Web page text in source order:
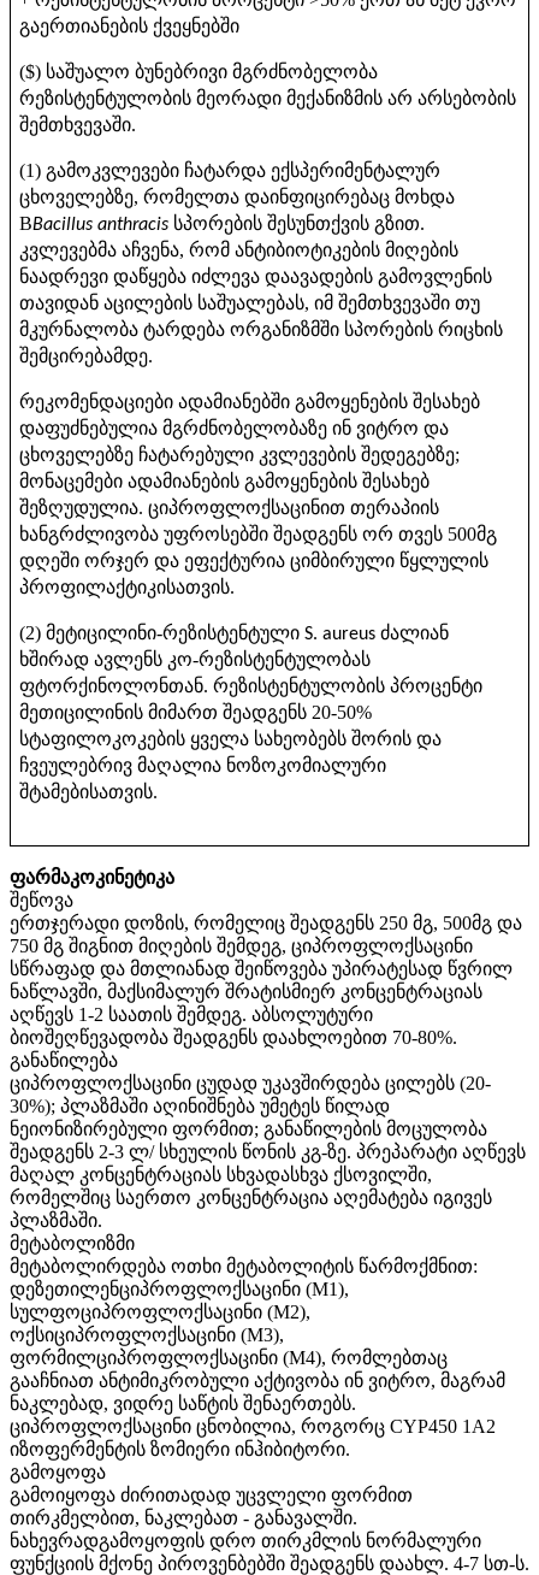
გაერთიანების ქვეყნებში
($) საშუალო ბუნებრივიმგრძნობელობა
რეზისტენტულობისმეორადიმექანიზმისარ არსებობის
შემთხვევაში.
(1)გამოკვლევები ჩატარდა ექსპერიმენტალურ
ცხოველებზე,რომელთადაინფიცირებაცმოხდა
BBacillus anthracis სპორებისშესუნთქვისგზით.
კვლევებმააჩვენა,რომანტიბიოტიკებისმიღების
ნაადრევიდაწყებაიძლევადაავადებისგამოვლენის
თავიდანაცილების საშუალებას,იმშემთხვევაშითუ
მკურნალობატარდებაორგანიზმში სპორებისრიცხის
შემცირებამდე.
რეკომენდაციებიადამიანებშიგამოყენებისშესახებ
დაფუძნებულიამგრძნობელობაზეინ ვიტრო და
ცხოველებზე ჩატარებული კვლევებისშედეგებზე;
მონაცემებიადამიანებისგამოყენებისშესახებ
შეზღუდულია.ციპროფლოქსაცინით თერაპიის
ხანგრძლივობაუფროსებშიშეადგენსორ თვეს 500მგ
დღეშიორჯერ და ეფექტურიაციმბირული წყლულის
პროფილაქტიკისათვის.
(2)მეტიცილინი-რეზისტენტულიS. aureusძალიან
ხშირადავლენს კო-რეზისტენტულობას
ფტორქინოლონთან.რეზისტენტულობისპროცენტი
მეთიცილინისმიმართ შეადგენს 20-50%
სტაფილოკოკების ყველა სახეობებსშორისდა
ჩვეულებრივმაღალია ნოზოკომიალური
შტამებისათვის.
ფარმაკოკინეტიკა
შეწოვა
ერთჯერადი დოზის, რომელიც შეადგენს 250 მგ, 500მგ და
750 მგ შიგნით მიღების შემდეგ, ციპროფლოქსაცინი
სწრაფად და მთლიანად შეიწოვება უპირატესად წვრილ
ნაწლავში, მაქსიმალურ შრატისმიერ კონცენტრაციას
აღწევს 1-2 საათის შემდეგ. აბსოლუტური
ბიოშეღწევადობა შეადგენს დაახლოებით 70-80%.
განაწილება
ციპროფლოქსაცინი ცუდად უკავშირდება ცილებს (20-
30%); პლაზმაში აღინიშნება უმეტეს წილად
ნეიონიზირებული ფორმით; განაწილების მოცულობა
შეადგენს 2-3 ლ/ სხეულის წონის კგ-ზე. პრეპარატი აღწევს
მაღალ კონცენტრაციას სხვადასხვა ქსოვილში,
რომელშიც საერთო კონცენტრაცია აღემატება იგივეს
პლაზმაში.
მეტაბოლიზმი
მეტაბოლირდება ოთხი მეტაბოლიტის წარმოქმნით:
დეზეთილენციპროფლოქსაცინი (M1),
სულფოციპროფლოქსაცინი (M2),
ოქსიციპროფლოქსაცინი (M3),
ფორმილციპროფლოქსაცინი (M4), რომლებთაც
გააჩნიათ ანტიმიკრობული აქტივობა ინ ვიტრო, მაგრამ
ნაკლებად, ვიდრე საწტის შენაერთებს.
ციპროფლოქსაცინი ცნობილია, როგორც CYP450 1A2
იზოფერმენტის ზომიერი ინჰიბიტორი.
გამოყოფა
გამოიყოფა ძირითადად უცვლელი ფორმით
თირკმელბით, ნაკლებათ - განავალში.
ნახევრადგამოყოფის დრო თირკმლის ნორმალური
ფუნქციის მქონე პიროვენბებში შეადგენს დაახლ. 4-7 სთ-ს.